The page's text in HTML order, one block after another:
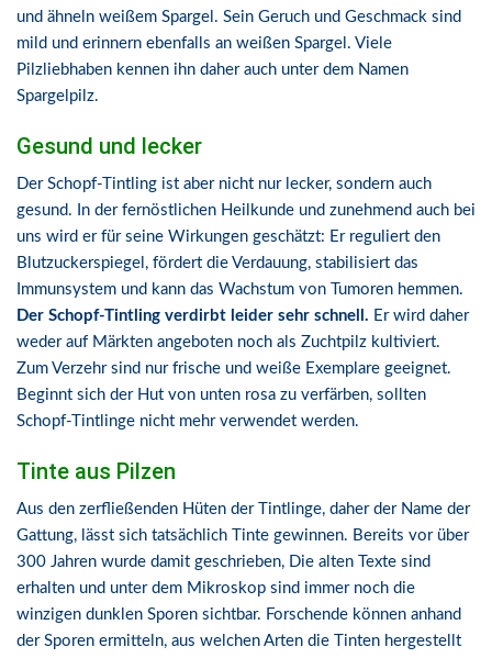
und ähneln weißem Spargel. Sein Geruch und Geschmack sind
mild und erinnern ebenfalls an weißen Spargel. Viele
Pilzliebhaben kennen ihn daher auch unter dem Namen
Spargelpilz.
Gesund und lecker
Der Schopf-Tintling ist aber nicht nur lecker, sondern auch
gesund. In der fernöstlichen Heilkunde und zunehmend auch bei
uns wird er für seine Wirkungen geschätzt: Er reguliert den
Blutzuckerspiegel, fördert die Verdauung, stabilisiert das
Immunsystem und kann das Wachstum von Tumoren hemmen.
Der Schopf-Tintling verdirbt leider sehr schnell. Er wird daher
weder auf Märkten angeboten noch als Zuchtpilz kultiviert.
Zum Verzehr sind nur frische und weiße Exemplare geeignet.
Beginnt sich der Hut von unten rosa zu verfärben, sollten
Schopf-Tintlinge nicht mehr verwendet werden.
Tinte aus Pilzen
Aus den zerfließenden Hüten der Tintlinge, daher der Name der
Gattung, lässt sich tatsächlich Tinte gewinnen. Bereits vor über
300 Jahren wurde damit geschrieben, Die alten Texte sind
erhalten und unter dem Mikroskop sind immer noch die
winzigen dunklen Sporen sichtbar. Forschende können anhand
der Sporen ermitteln, aus welchen Arten die Tinten hergestellt